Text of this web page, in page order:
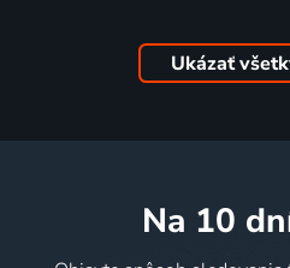
Ukázať
na 10